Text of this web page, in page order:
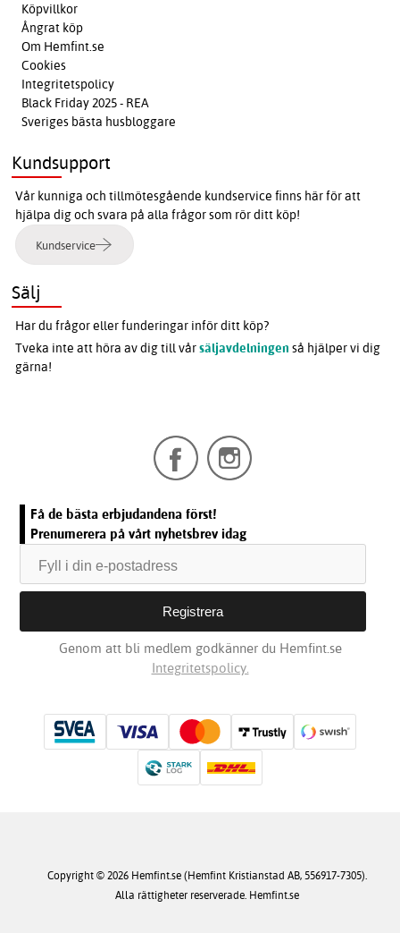
Köpvillkor
Ångrat köp
Om Hemfint.se
Cookies
Integritetspolicy
Black Friday 2025 - REA
Sveriges bästa husbloggare
Kundsupport
Vår kunniga och tillmötesgående kundservice finns här för att
hjälpa dig och svara på alla frågor som rör ditt köp!
Kundservice
Sälj
Har du frågor eller funderingar inför ditt köp?
Tveka inte att höra av dig till vårsäljavdelningen så hjälper vi dig
gärna!
Få de bästa erbjudandena först!
Prenumerera på vårt nyhetsbrev idag
Genom att bli medlem godkänner du Hemfint.se
Integritetspolicy.
Copyright © 2026 Hemfint.se (Hemfint Kristianstad AB, 556917-7305).
Alla rättigheter reserverade. Hemfint.se